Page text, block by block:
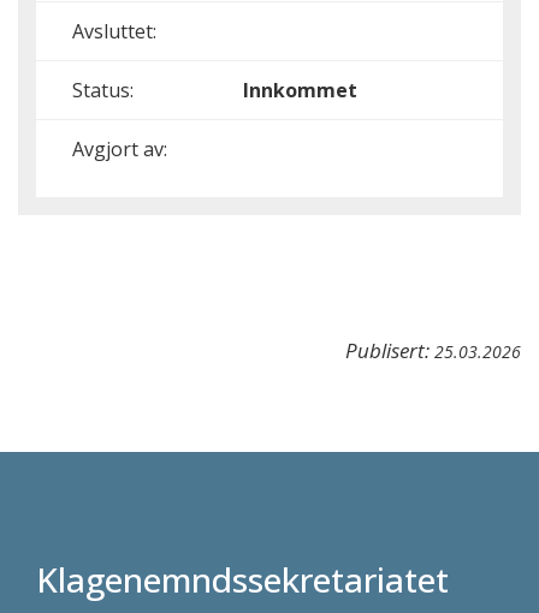
Avsluttet:
Status: Innkommet
Avgjort av:
Publisert: 25.03.2026
Klagenemndssekretariatet